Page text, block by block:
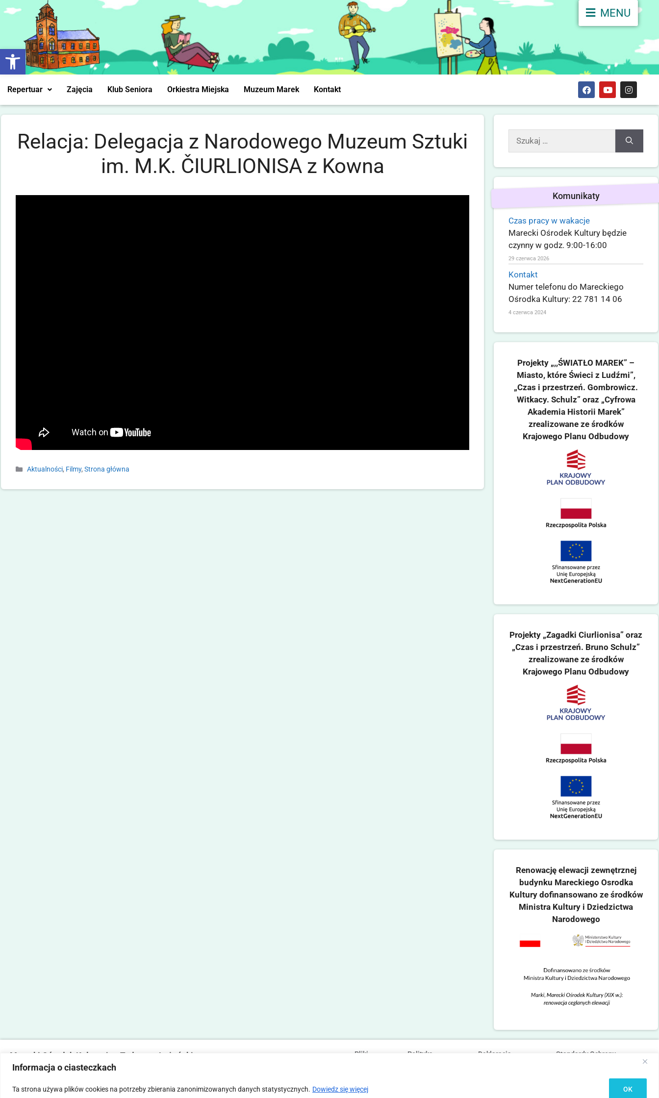
Otwórz pasek narzędzi
Informacja o ciasteczkach
Ta strona używa plików cookies na potrzeby zbierania zanonimizowanych danych statystycznych. Dowiedz się więcej OK
MENU
Repertuar Zajęcia Klub Seniora Orkiestra Miejska Muzeum Marek Kontakt
Relacja: Delegacja z Narodowego Muzeum Sztuki
im. M.K. ČIURLIONISA z Kowna
Aktualności, Filmy,Strona główna
Komunikaty
Czas pracy w wakacje
Marecki Ośrodek Kultury będzie
czynny w godz. 9:00-16:00
29 czerwca 2026
Kontakt
Numer telefonu do Mareckiego
Ośrodka Kultury: 22 781 14 06
4 czerwca 2024
Projekty „,,ŚWIATŁO MAREK” –
Miasto, które Świeci z Ludźmi”,
„Czas i przestrzeń. Gombrowicz.
Witkacy. Schulz” oraz „Cyfrowa
Akademia Historii Marek”
zrealizowane ze środków
Krajowego Planu Odbudowy
Projekty „Zagadki Ciurlionisa” oraz
„Czas i przestrzeń. Bruno Schulz”
zrealizowane ze środków
Krajowego Planu Odbudowy
Renowację elewacji zewnętrznej
budynku Mareckiego Osrodka
Kultury dofinansowano ze środków
Ministra Kultury i Dziedzictwa
Narodowego
Marecki Ośrodek Kultury im. Tadeusza Lużyńskiego
ul. Fabryczna 2, 05-270 Marki
Pliki
Polityka
Deklaracja
Standardy Ochrony